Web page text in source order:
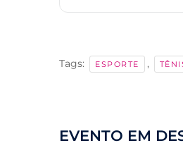
Tags: ESPORTE ,
EVENTO EM